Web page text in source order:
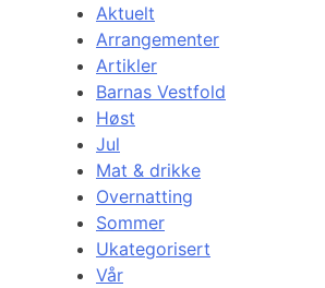
Aktuelt
Arrangementer
Artikler
Barnas Vestfold
Høst
Jul
Mat & drikke
Overnatting
Sommer
Ukategorisert
Vår